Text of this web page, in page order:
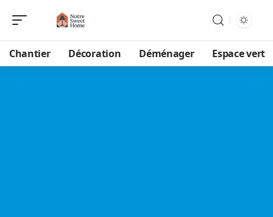
Chantier Décoration Déménager Espace vert